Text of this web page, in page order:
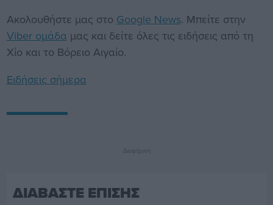
Ακολουθήστε μας στο Google News. Μπείτε στην
Viber ομάδα μας και δείτε όλες τις ειδήσεις από τη
Χίο και το Βόρειο Αιγαίο.
Ειδήσεις σήμερα
Διαφήμιση
ΔΙΑΒΑΣΤΕ ΕΠΙΣΗΣ